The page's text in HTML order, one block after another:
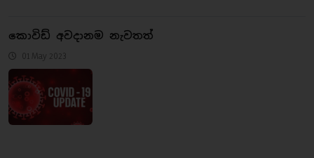
කොවිඩ් අවදානම නැවතත්
01 May 2023